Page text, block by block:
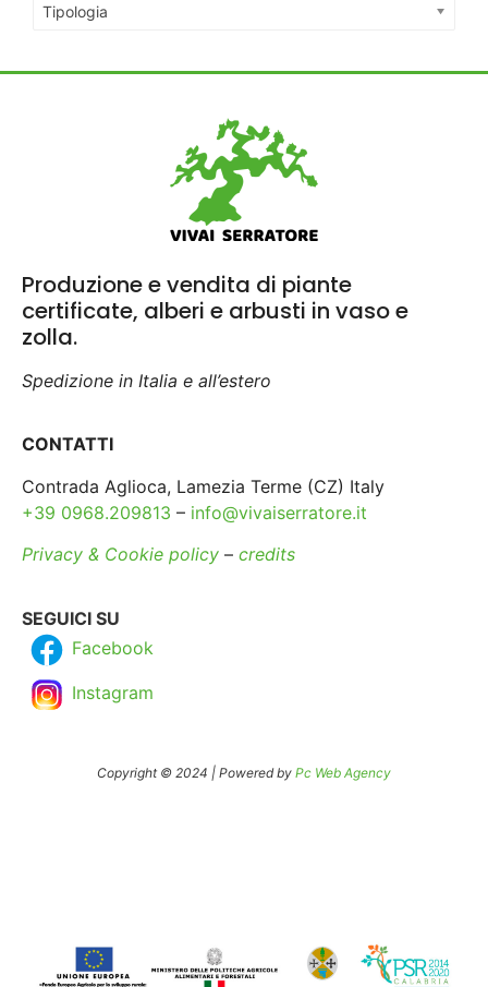
Tipologia
Produzione e vendita di piante
certificate, alberi e arbusti in vaso e
zolla.
Spedizione in Italia e all’estero
CONTATTI
Contrada Aglioca, Lamezia Terme (CZ) Italy
+39 0968.209813 – info@vivaiserratore.it
Privacy & Cookie policy – credits
SEGUICI SU
Facebook
Instagram
Copyright © 2024 | Powered by Pc Web Agency